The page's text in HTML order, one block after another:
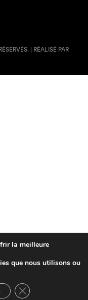
| RÉALISÉ PAR
la meilleure
que nous utilisons ou
Close GDPR Cookie